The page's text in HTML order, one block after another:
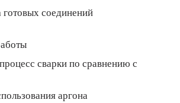
готовых соединений
сварки по сравнению с
аргона